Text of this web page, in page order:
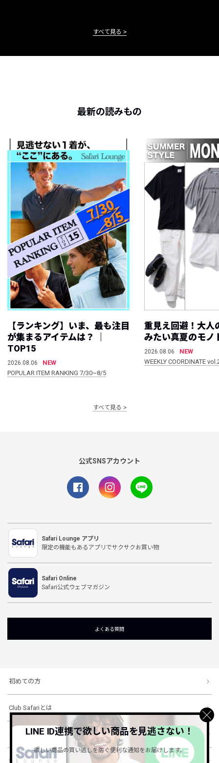
すべて見る
最新の読みもの
【ランキング】いま、最も注目
が集まるアイテムは？ ｜
TOP15
2026.08.06
NEW
POPULAR ITEM RANKING 7/30~8/5
重見え回避！大人
みたい真夏のモノ
2026.08.06
NEW
WEEKLY COORDINATE
すべて見る
公式SNSアカウント
Safari Lounge アプリ
限定の機能もあるアプリでサクサクお買い物
Safari Online
Safari公式ウェブマガジン
よくある質問
初めての方
Club Safariとは
ショッピングガイド
会社概要・規約
LINE ID連携で欲しい商品を見逃さない！
欲しい商品の買い逃しを防ぐ便利な通知をお届けします。